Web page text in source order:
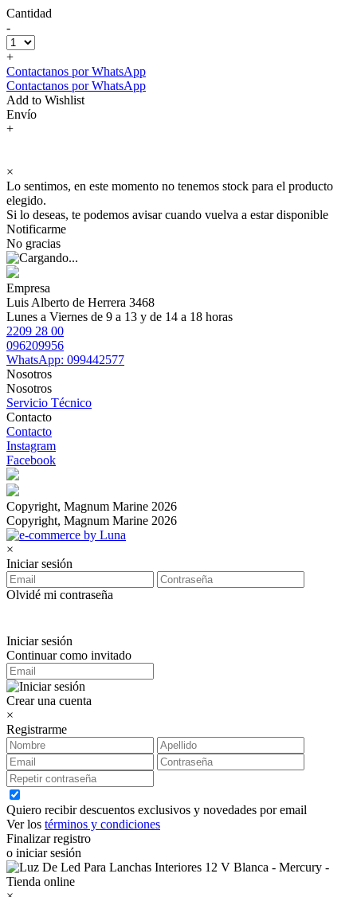
Cantidad
-
+
Contactanos por WhatsApp
Contactanos por WhatsApp
Add to Wishlist
Envío
+
×
Lo sentimos, en este momento no tenemos stock para el producto
elegido.
Si lo deseas, te podemos avisar cuando vuelva a estar disponible
Notificarme
No gracias
Empresa
Luis Alberto de Herrera 3468
Lunes a Viernes de 9 a 13 y de 14 a 18 horas
2209 28 00
096209956
WhatsApp: 099442577
Nosotros
Nosotros
Servicio Técnico
Contacto
Contacto
Instagram
Facebook
Copyright, Magnum Marine 2026
Copyright, Magnum Marine 2026
×
Iniciar sesión
Olvidé mi contraseña
Iniciar sesión
Continuar como invitado
Crear una cuenta
×
Registrarme
Quiero recibir descuentos exclusivos y novedades por email
Ver los términos y condiciones
Finalizar registro
o iniciar sesión